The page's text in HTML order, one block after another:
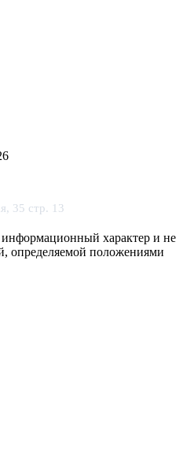
35 стр. 13
характер и не
определяемой положениями